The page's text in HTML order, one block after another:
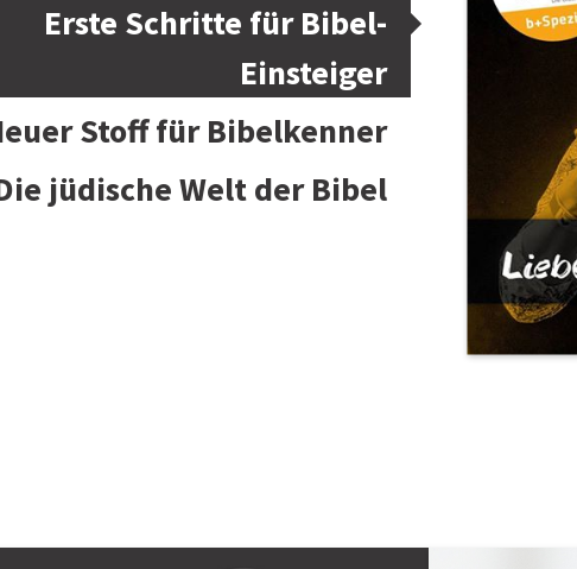
Erste Schritte für Bibel-
Einsteiger
Stoff für Bibelkenner
jüdische Welt der Bibel